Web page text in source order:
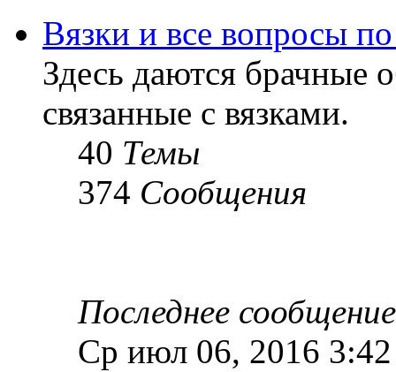
Вязки и все вопросы
Здесь даются брачные
связанные с вязками.
40 Темы
374 Сообщения
Последнее сообщение
Ср июл 06, 2016